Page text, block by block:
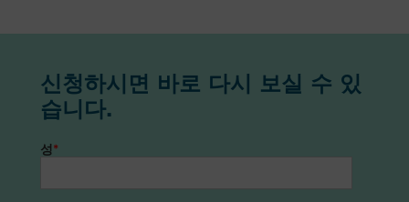
신청하시면 바로 다시 보실 수 있
습니다.
성*